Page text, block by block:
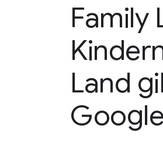
Family
Land